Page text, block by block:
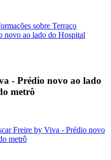
sobre Terraço
novo ao lado do Hospital
- Prédio novo ao lado
metrô
Freire by Viva - Prédio novo
metrô